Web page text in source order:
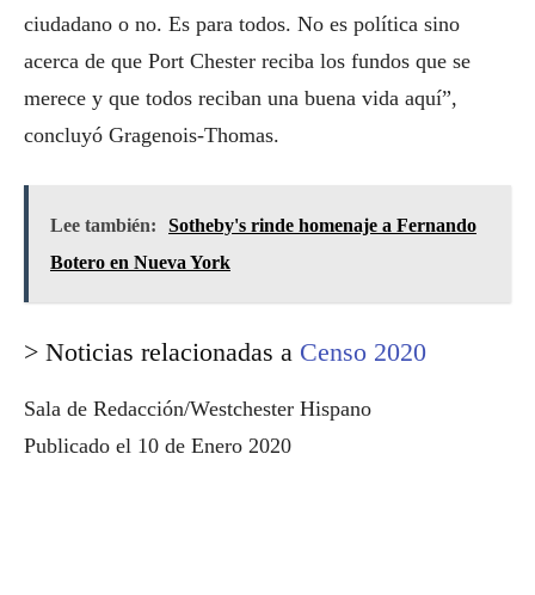
ciudadano o no. Es para todos. No es política sino
acerca de que Port Chester reciba los fundos que se
merece y que todos reciban una buena vida aquí”,
concluyó Gragenois-Thomas.
Lee también:
Sotheby's rinde homenaje a Fernando
Botero en Nueva York
> Noticias relacionadas a Censo 2020
Sala de Redacción/Westchester Hispano
Publicado el 10 de Enero 2020